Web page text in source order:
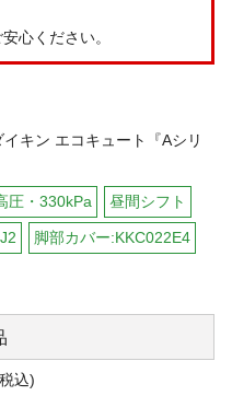
心ください。
キン エコキュート『Aシリ
圧・330kPa 昼間シフト
脚部カバー:KKC022E4
込)